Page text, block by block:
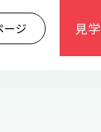
ージ 見学